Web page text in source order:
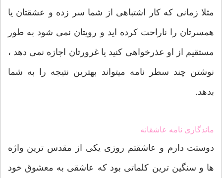
مثلا زمانی که کار اشتباهی از شما سر زده و عشقتان یا
همسرتان را ناراحت کرده اید و رویتان نمی شود به طور
مستقیم از او عذرخواهی کنید یا غرورتان اجازه نمی دهد ،
نوشتن چند سطر نامه میتواند بهترین نتیجه را به شما
بدهد.
ماندگاری نامه عاشقانه
دوستت دارم و عاشقتم روزی یکی از مقدس ترین واژه
ها و سنگین ترین کلماتی بود که عاشقی به معشوق خود